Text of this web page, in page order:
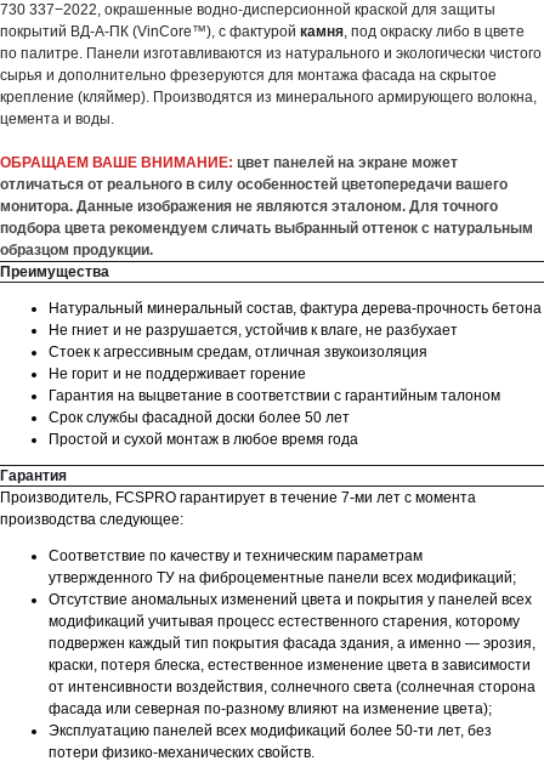
730 337−2022, окрашенные водно-дисперсионной краской для защиты
покрытий ВД-А-ПК (VinCore™), с фактурой камня, под окраску либо в цвете
по палитре. Панели изготавливаются из натурального и экологически чистого
сырья и дополнительно фрезеруются для монтажа фасада на скрытое
крепление (кляймер). Производятся из минерального армирующего волокна,
цемента и воды.
ОБРАЩАЕМ ВАШЕ ВНИМАНИЕ: цвет панелей на экране может
отличаться от реального в силу особенностей цветопередачи вашего
монитора. Данные изображения не являются эталоном. Для точного
подбора цвета рекомендуем сличать выбранный оттенок с натуральным
образцом продукции.
Преимущества
Натуральный минеральный состав, фактура дерева-прочность бетона
Не гниет и не разрушается, устойчив к влаге, не разбухает
Стоек к агрессивным средам, отличная звукоизоляция
Не горит и не поддерживает горение
Гарантия на выцветание в соответствии с гарантийным талоном
Срок службы фасадной доски более 50 лет
Простой и сухой монтаж в любое время года
Гарантия
Производитель, FCSPRO гарантирует в течение 7-ми лет с момента
производства следующее:
Соответствие по качеству и техническим параметрам
утвержденного ТУ на фиброцементные панели всех модификаций;
Отсутствие аномальных изменений цвета и покрытия у панелей всех
модификаций учитывая процесс естественного старения, которому
подвержен каждый тип покрытия фасада здания, а именно — эрозия,
краски, потеря блеска, естественное изменение цвета в зависимости
от интенсивности воздействия, солнечного света (солнечная сторона
фасада или северная по-разному влияют на изменение цвета);
Эксплуатацию панелей всех модификаций более 50-ти лет, без
потери физико-механических свойств.